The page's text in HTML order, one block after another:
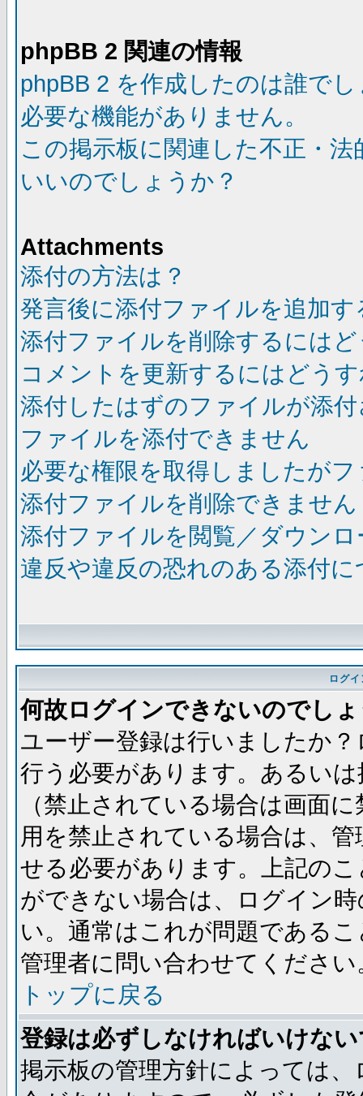
phpBB 2 関連の情報
phpBB 2 を作成したのは誰で
必要な機能がありません。
この掲示板に関連した不正・
いいのでしょうか？
Attachments
添付の方法は？
発言後に添付ファイルを追加
添付ファイルを削除するには
コメントを更新するにはどう
添付したはずのファイルが添
ファイルを添付できません
必要な権限を取得しましたが
添付ファイルを削除できません
添付ファイルを閲覧／ダウン
違反や違反の恐れのある添付
ログ
何故ログインできないのでし
ユーザー登録は行いましたか
行う必要があります。あるい
（禁止されている場合は画面
用を禁止されている場合は、
せる必要があります。上記の
ができない場合は、ログイン
い。通常はこれが問題である
管理者に問い合わせてください
トップに戻る
登録は必ずしなければいけな
掲示板の管理方針によっては